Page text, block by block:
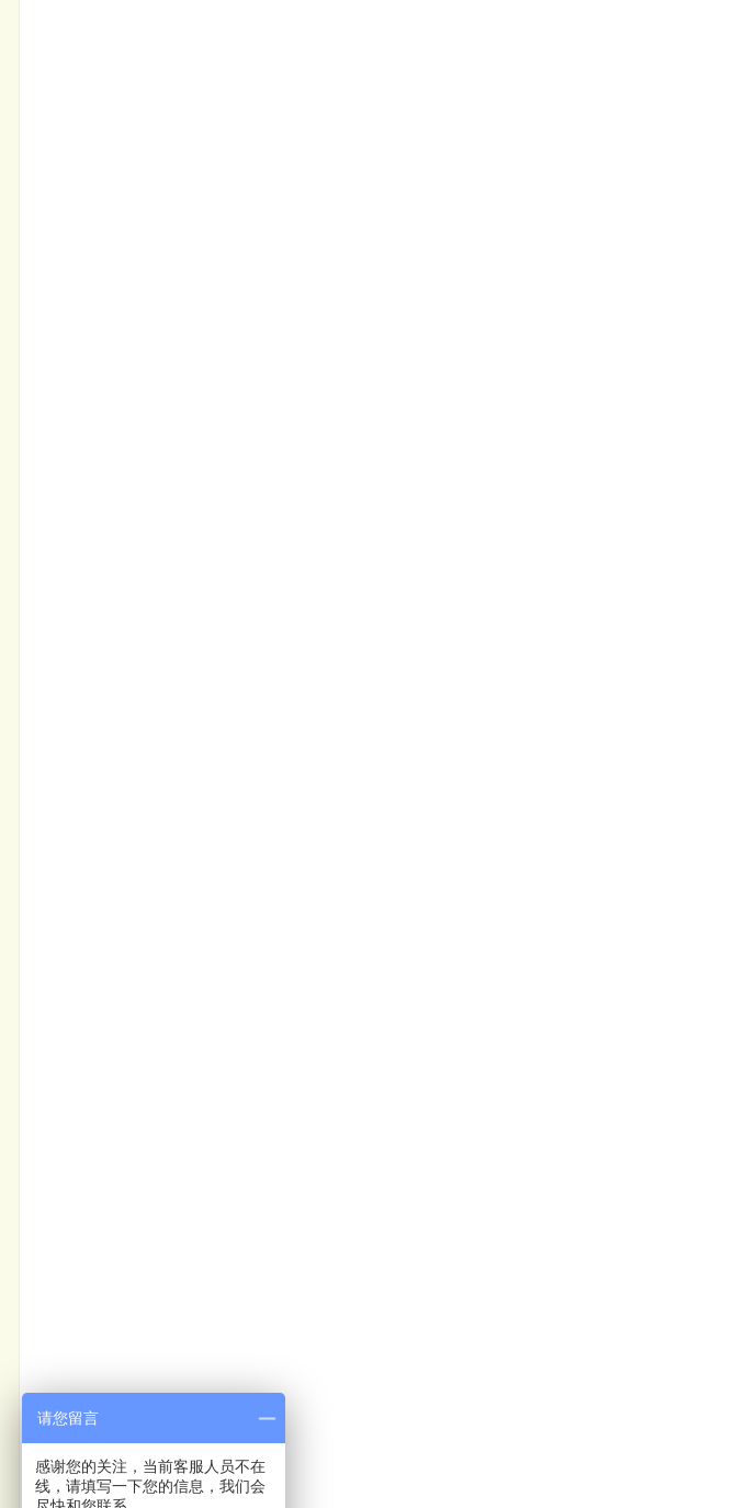
请您留言
感谢您的关注，当前客服人员不在
线，请填写一下您的信息，我们会